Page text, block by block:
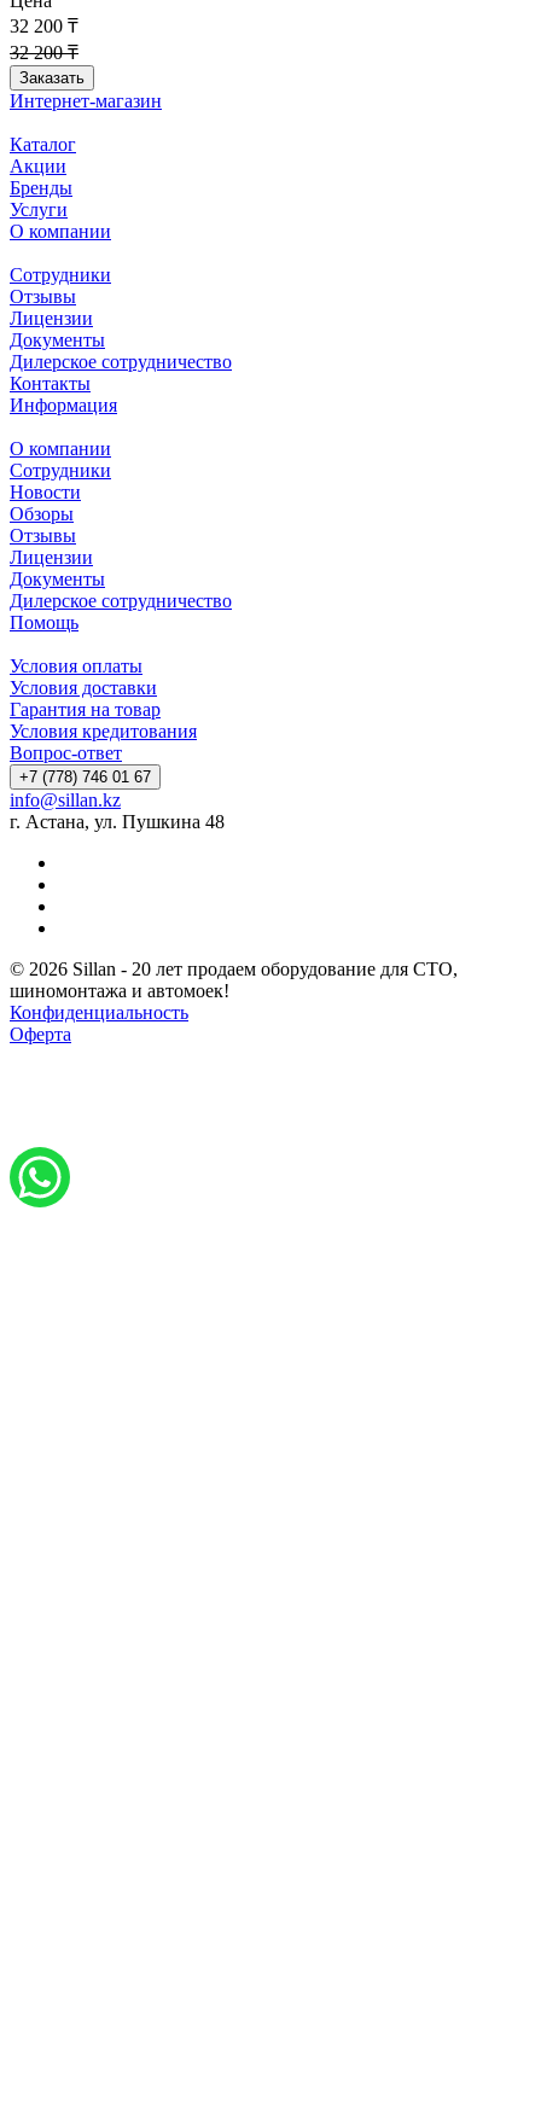
32 200 ₸
32 200 ₸
Заказать
Интернет-магазин
Каталог
Акции
Бренды
Услуги
О компании
Сотрудники
Отзывы
Лицензии
Документы
Дилерское сотрудничество
Контакты
Информация
О компании
Сотрудники
Новости
Обзоры
Отзывы
Лицензии
Документы
Дилерское сотрудничество
Помощь
Условия оплаты
Условия доставки
Гарантия на товар
Условия кредитования
Вопрос-ответ
+7 (778) 746 01 67
info@sillan.kz
г. Астана, ул. Пушкина 48
© 2026 Sillan - 20 лет продаем оборудование для СТО,
шиномонтажа и автомоек!
Конфиденциальность
Оферта